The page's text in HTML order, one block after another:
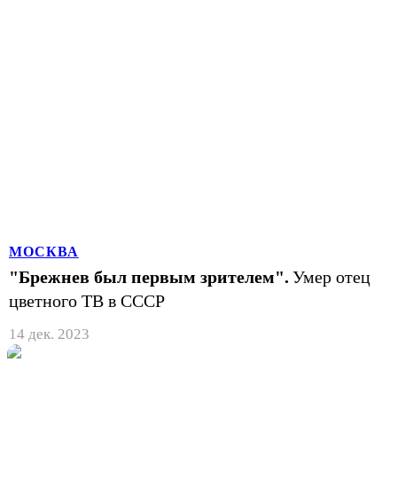
МОСКВА
"Брежнев был первым зрителем". Умер отец
цветного ТВ в СССР
14 дек. 2023